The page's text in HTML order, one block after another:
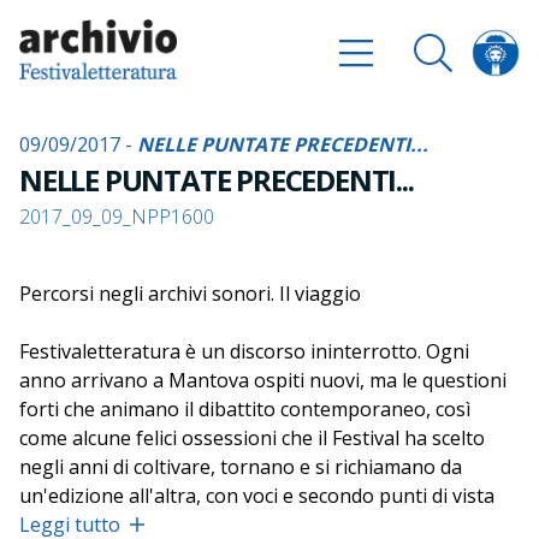
09/09/2017 - NELLE PUNTATE PRECEDENTI...
NELLE PUNTATE PRECEDENTI...
2017_09_09_NPP1600
Percorsi negli archivi sonori. Il viaggio
Festivaletteratura è un discorso ininterrotto. Ogni
anno arrivano a Mantova ospiti nuovi, ma le questioni
forti che animano il dibattito contemporaneo, così
come alcune felici ossessioni che il Festival ha scelto
negli anni di coltivare, tornano e si richiamano da
un'edizione all'altra, con voci e secondo punti di vista
differenti. Per riannodare i fili del discorso, capire da
Leggi tutto